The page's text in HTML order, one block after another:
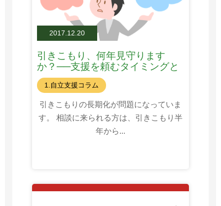
2017.12.20
引きこもり、何年見守ります
か？──支援を頼むタイミングと
は
1.自立支援コラム
引きこもりの長期化が問題になっていま
す。 相談に来られる方は、引きこもり半
年から...